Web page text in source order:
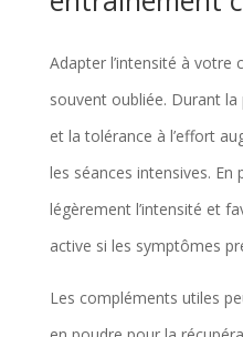
Adapter l’intensité à votre
souvent oubliée. Durant la
et la tolérance à l’effort
les séances intensives. En
légèrement l’intensité et
active si les symptômes
Les compléments utiles